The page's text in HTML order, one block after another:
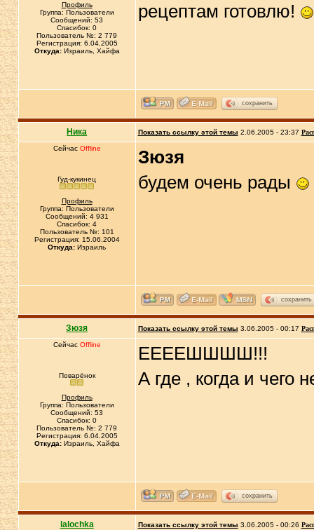
Профиль
Группа: Пользователи
Сообщений: 53
Спасибок: 0
Пользователь №: 2 779
Регистрация: 6.04.2005
Откуда:Израиль, Хайфа
рецептам готовлю!
сохранить
Ника Показать ссылку этой темы 2.06.2005 - 23:37
Сейчас Offline
Гуд-кукинец
Профиль
Группа: Пользователи
Сообщений: 4 931
Спасибок: 4
Пользователь №: 101
Регистрация: 15.06.2004
Откуда: Израиль
Зюзя
будем очень рады
сохранить
Зюзя Показать ссылку этой темы 3.06.2005 - 00:17
Сейчас Offline
Поварёнок
Профиль
Группа: Пользователи
Сообщений: 53
Спасибок: 0
Пользователь №: 2 779
Регистрация: 6.04.2005
Откуда:Израиль, Хайфа
ЕЕЕЕШШШШ!!!
А где , когда и чего
сохранить
lalochka Показать ссылку этой темы 3.06.2005 - 00:26